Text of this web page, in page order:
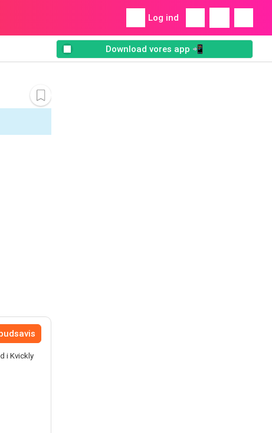
Log ind
Download vores app 📲
i Kvickly